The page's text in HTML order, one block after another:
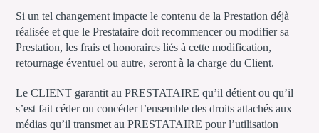
Si un tel changement impacte le contenu de la Prestation déjà
réalisée et que le Prestataire doit recommencer ou modifier sa
Prestation, les frais et honoraires liés à cette modification,
retournage éventuel ou autre, seront à la charge du Client.
Le CLIENT garantit au PRESTATAIRE qu’il détient ou qu’il
s’est fait céder ou concéder l’ensemble des droits attachés aux
médias qu’il transmet au PRESTATAIRE pour l’utilisation